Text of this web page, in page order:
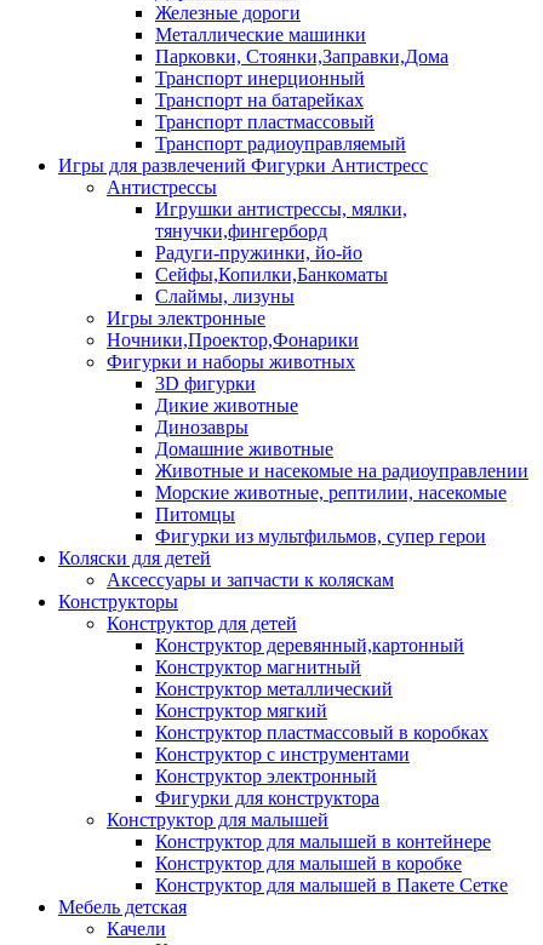
Железные дороги
Металлические машинки
Парковки, Стоянки,Заправки,Дома
Транспорт инерционный
Транспорт на батарейках
Транспорт пластмассовый
Транспорт радиоуправляемый
Игры для развлечений Фигурки Антистресс
Антистрессы
Игрушки антистрессы, мялки,
тянучки,фингерборд
Радуги-пружинки, йо-йо
Сейфы,Копилки,Банкоматы
Слаймы, лизуны
Игры электронные
Ночники,Проектор,Фонарики
Фигурки и наборы животных
3D фигурки
Дикие животные
Динозавры
Домашние животные
Животные и насекомые на радиоуправлении
Морские животные, рептилии, насекомые
Питомцы
Фигурки из мультфильмов, супер герои
Коляски для детей
Аксессуары и запчасти к коляскам
Конструкторы
Конструктор для детей
Конструктор деревянный,картонный
Конструктор магнитный
Конструктор металлический
Конструктор мягкий
Конструктор пластмассовый в коробках
Конструктор с инструментами
Конструктор электронный
Фигурки для конструктора
Конструктор для малышей
Конструктор для малышей в контейнере
Конструктор для малышей в коробке
Конструктор для малышей в Пакете Сетке
Мебель детская
Качели